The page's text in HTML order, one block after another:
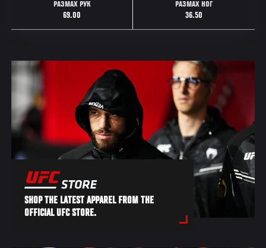
РАЗМАХ РУК
69.00
РАЗМАХ НОГ
36.50
SHOP THE LATEST APPAREL FROM THE
OFFICIAL UFC STORE.